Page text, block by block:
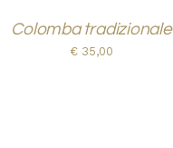
Colomba tradizionale
€ 35,00